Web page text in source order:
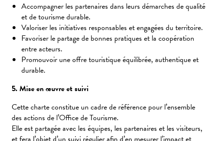
Accompagner les partenaires dans leurs démarches de qualité
et de tourisme durable.
Valoriser les initiatives responsables et engagées du territoire.
Favoriser le partage de bonnes pratiques et la coopération
entre acteurs.
Promouvoir une offre touristique équilibrée, authentique et
durable.
5. Mise en œuvre et suivi
Cette charte constitue un cadre de référence pour l’ensemble
des actions de l’Office de Tourisme.
Elle est partagée avec les équipes, les partenaires et les visiteurs,